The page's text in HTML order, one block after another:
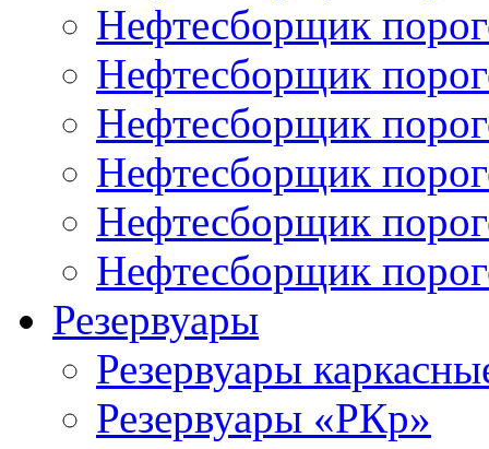
Нефтесборщик
Нефтесборщик
Нефтесборщик
Нефтесборщик
Нефтесборщик
Нефтесборщик
Резервуары
Резервуары
Резервуары «РКр»